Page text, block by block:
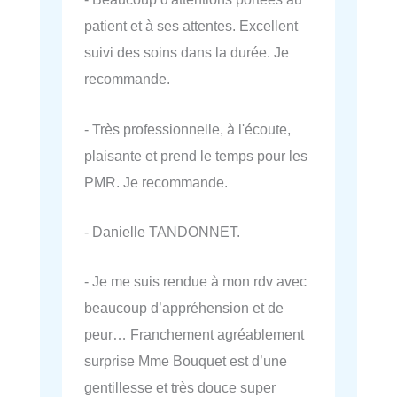
patient et à ses attentes. Excellent
suivi des soins dans la durée. Je
recommande.
- Très professionnelle, à l'écoute,
plaisante et prend le temps pour les
PMR. Je recommande.
- Danielle TANDONNET.
- Je me suis rendue à mon rdv avec
beaucoup d’appréhension et de
peur… Franchement agréablement
surprise Mme Bouquet est d’une
gentillesse et très douce super